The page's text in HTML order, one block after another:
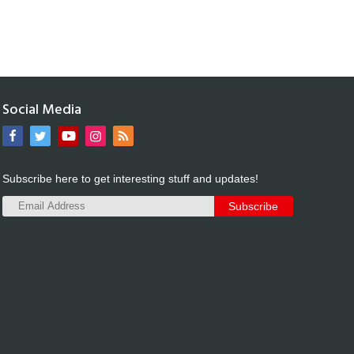
Social Media
Subscribe here to get interesting stuff and updates!